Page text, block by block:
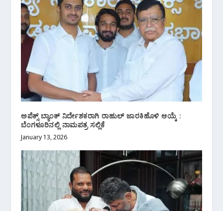
ಅಪೆಕ್ಸ್ ಬ್ಯಾಂಕ್ ನಿರ್ದೇಶಕರಾಗಿ ರಾಹುಲ್ ಜಾರಕಿಹೊಳಿ ಆಯ್ಕೆ :
ಬೆಂಗಳೂರಿನಲ್ಲಿ ನಾಮಪತ್ರ ಸಲ್ಲಿಕೆ
January 13, 2026